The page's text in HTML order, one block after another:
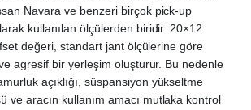
Navara ve benzeri birçok pick-up
kullanılan ölçülerden biridir. 20×12
değeri, standart jant ölçülerine göre
agresif bir yerleşim oluşturur. Bu nedenle
açıklığı, süspansiyon yükseltme
ve aracın kullanım amacı mutlaka kontrol